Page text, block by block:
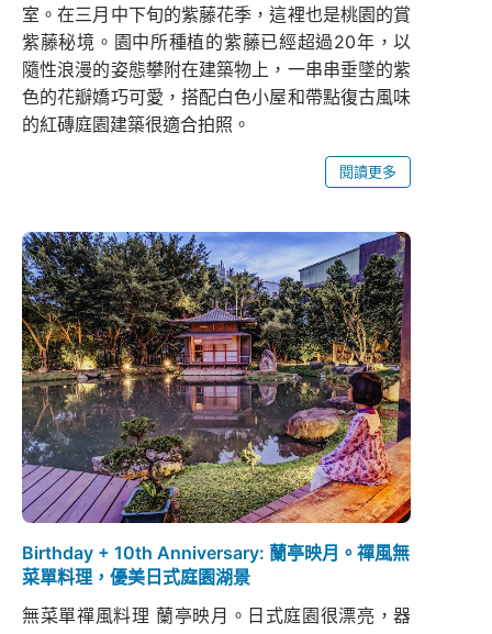
室。在三月中下旬的紫藤花季，這裡也是桃園的賞
紫藤秘境。園中所種植的紫藤已經超過20年，以
隨性浪漫的姿態攀附在建築物上，一串串垂墜的紫
色的花瓣嬌巧可愛，搭配白色小屋和帶點復古風味
的紅磚庭園建築很適合拍照。
閱讀更多
Birthday + 10th Anniversary: 蘭亭映月。禪風無
菜單料理，優美日式庭園湖景
無菜單禪風料理 蘭亭映月。日式庭園很漂亮，器